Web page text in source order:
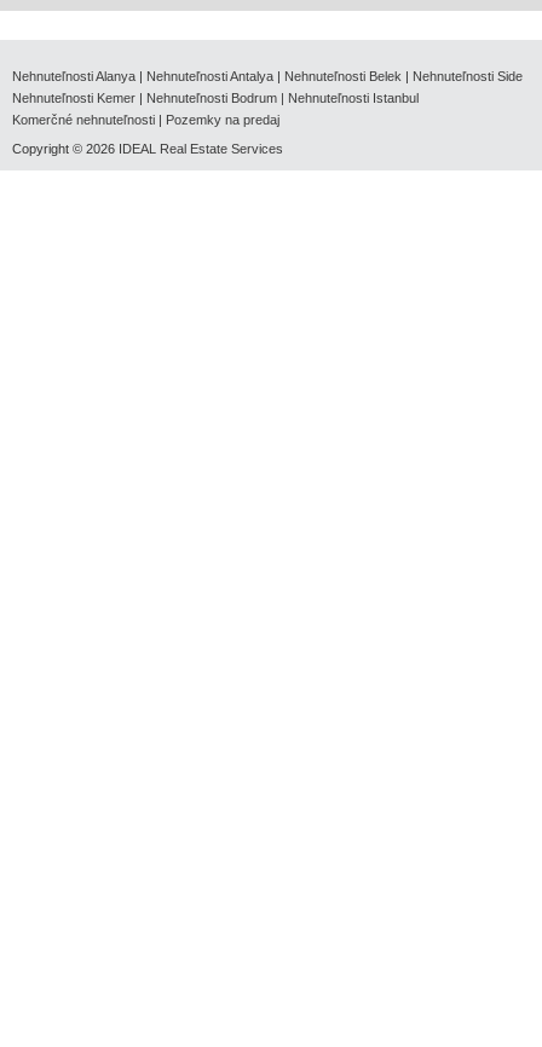
Nehnuteľnosti Alanya | Nehnuteľnosti Antalya | Nehnuteľnosti Belek | Nehnuteľnosti Side
Nehnuteľnosti Kemer | Nehnuteľnosti Bodrum | Nehnuteľnosti Istanbul
Komerčné nehnuteľnosti | Pozemky na predaj
Copyright © 2026 IDEAL Real Estate Services